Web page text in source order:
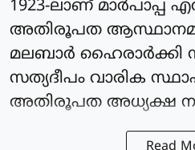
1923-ലാണ് മാർപാപ്പ
അതിരൂപത
മലബാർ ഹൈരാർക്കി
സത്യദീപം വാരിക
അതിരൂപത അധ്യക്ഷ